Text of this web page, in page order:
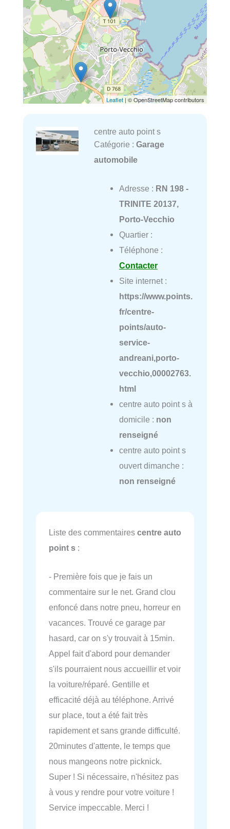
Leaflet | © OpenStreetMap contributors
centre auto point s
Catégorie : Garage
automobile
Adresse : RN 198 -
TRINITE 20137,
Porto-Vecchio
Quartier :
Téléphone :
Contacter
Site internet :
https://www.points.
fr/centre-
points/auto-
service-
andreani,porto-
vecchio,00002763.
html
centre auto point s à
domicile : non
renseigné
centre auto point s
ouvert dimanche :
non renseigné
Liste des commentaires centre auto
point s :
- Première fois que je fais un
commentaire sur le net. Grand clou
enfoncé dans notre pneu, horreur en
vacances. Trouvé ce garage par
hasard, car on s'y trouvait à 15min.
Appel fait d'abord pour demander
s'ils pourraient nous accueillir et voir
la voiture/réparé. Gentille et
efficacité déjà au téléphone. Arrivé
sur place, tout a été fait très
rapidement et sans grande difficulté.
20minutes d'attente, le temps que
nous mangeons notre picknick.
Super ! Si nécessaire, n'hésitez pas
à vous y rendre pour votre voiture !
Service impeccable. Merci !